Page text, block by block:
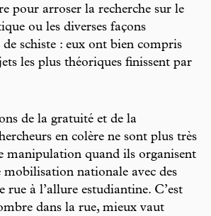
pour arroser la recherche sur le
ou les diverses façons
de schiste : eux ont bien compris
les plus théoriques finissent par
de la gratuité et de la
en colère ne sont plus très
manipulation quand ils organisent
mobilisation nationale avec des
rue à l’allure estudiantine. C’est
dans la rue, mieux vaut